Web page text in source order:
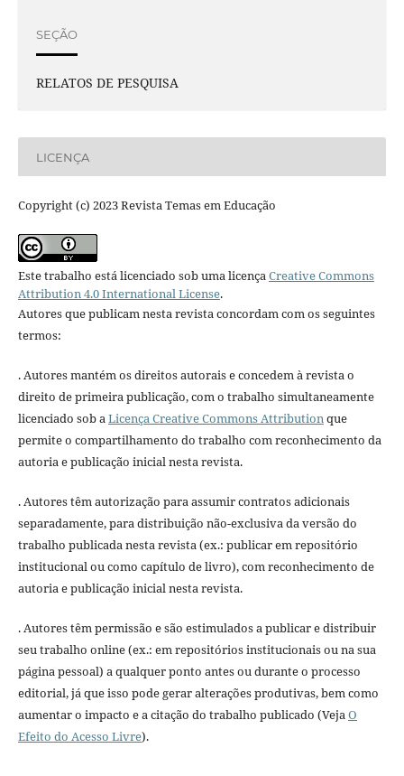
SEÇÃO
RELATOS DE PESQUISA
LICENÇA
Copyright (c) 2023 Revista Temas em Educação
Este trabalho está licenciado sob uma licençaCreative Commons
Attribution 4.0 International License.
Autores que publicam nesta revista concordam com os seguintes
termos:
. Autores mantém os direitos autorais e concedem à revista o
direito de primeira publicação, com o trabalho simultaneamente
licenciado sob aLicença Creative Commons Attributionque
permite o compartilhamento do trabalho com reconhecimento da
autoria e publicação inicial nesta revista.
. Autores têm autorização para assumir contratos adicionais
separadamente, para distribuição não-exclusiva da versão do
trabalho publicada nesta revista (ex.: publicar em repositório
institucional ou como capítulo de livro), com reconhecimento de
autoria e publicação inicial nesta revista.
. Autores têm permissão e são estimulados a publicar e distribuir
seu trabalho online (ex.: em repositórios institucionais ou na sua
página pessoal) a qualquer ponto antes ou durante o processo
editorial, já que isso pode gerar alterações produtivas, bem como
aumentar o impacto e a citação do trabalho publicado (VejaO
Efeito do Acesso Livre).